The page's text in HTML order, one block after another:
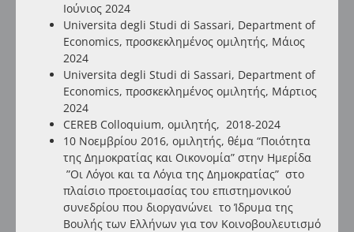
Ιούνιος 2024
Universita degli Studi di Sassari, Department of
Economics, προσκεκλημένος ομιλητής, Μάιος
2024
Universita degli Studi di Sassari, Department of
Economics, προσκεκλημένος ομιλητής, Μάρτιος
2024
CEREB Colloquium, ομιλητής, 2018-2024
10 Νοεμβρίου 2016, ομιλητής, θέμα “Ποιότητα
της Δημοκρατίας και Οικονομία” στην Ημερίδα
”Οι Λόγοι και τα Λόγια της Δημοκρατίας” στο
πλαίσιο προετοιμασίας του επιστημονικού
συνεδρίου που διοργανώνει το Ίδρυμα της
Βουλής των Ελλήνων για τον Κοινοβουλευτισμό